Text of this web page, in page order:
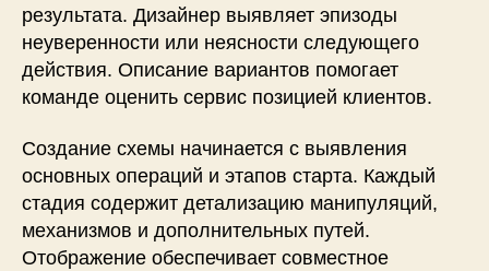
результата. Дизайнер выявляет эпизоды
неуверенности или неясности следующего
действия. Описание вариантов помогает
команде оценить сервис позицией клиентов.
Создание схемы начинается с выявления
основных операций и этапов старта. Каждый
стадия содержит детализацию манипуляций,
механизмов и дополнительных путей.
Отображение обеспечивает совместное